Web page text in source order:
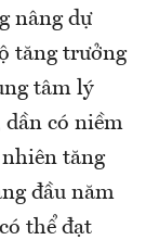
nâng dự
tăng trưởng
tâm lý
có niềm
tăng
đầu năm
thể đạt